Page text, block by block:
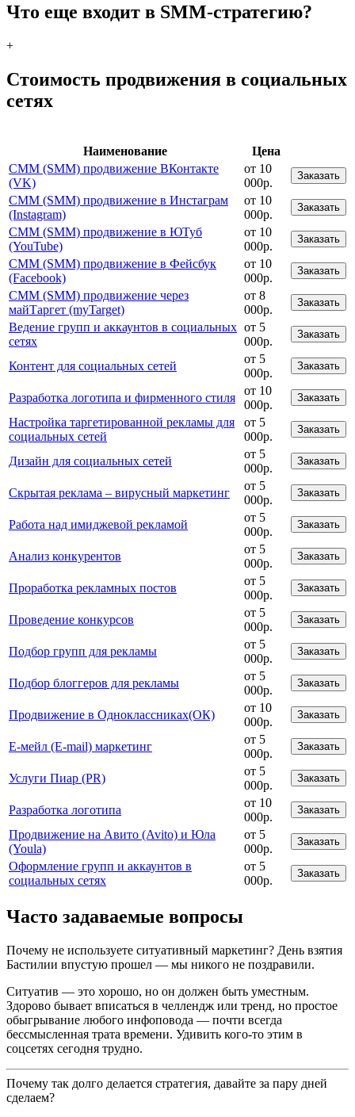
Что еще входит в SMM-стратегию?
+
Стоимость продвижения в социальных
сетях
Наименование
Цена
СММ (SMM) продвижение ВКонтакте
(VK)
от 10
000р.
Заказать
СММ (SMM) продвижение в Инстаграм
(Instagram)
от 10
000р.
Заказать
СММ (SMM) продвижение в ЮТуб
(YouTube)
от 10
000р.
Заказать
СММ (SMM) продвижение в Фейсбук
(Facebook)
от 10
000р.
Заказать
СММ (SMM) продвижение через
майТаргет (myTarget)
от 8
000р.
Заказать
Ведение групп и аккаунтов в социальных
сетях
от 5
000р.
Заказать
Контент для социальных сетей
от 5
000р.
Заказать
Разработка логотипа и фирменного стиля
от 10
000р.
Заказать
Настройка таргетированной рекламы для
социальных сетей
от 5
000р.
Заказать
Дизайн для социальных сетей
от 5
000р.
Заказать
Скрытая реклама – вирусный маркетинг
от 5
000р.
Заказать
Работа над имиджевой рекламой
от 5
000р.
Заказать
Анализ конкурентов
от 5
000р.
Заказать
Проработка рекламных постов
от 5
000р.
Заказать
Проведение конкурсов
от 5
000р.
Заказать
Подбор групп для рекламы
от 5
000р.
Заказать
Подбор блоггеров для рекламы
от 5
000р.
Заказать
Продвижение в Одноклассниках(ОК)
от 10
000р.
Заказать
Е-мейл (E-mail) маркетинг
от 5
000р.
Заказать
Услуги Пиар (PR)
от 5
000р.
Заказать
Разработка логотипа
от 10
000р.
Заказать
Продвижение на Авито (Avito) и Юла
(Youla)
от 5
000р.
Заказать
Оформление групп и аккаунтов в
социальных сетях
от 5
000р.
Заказать
Часто задаваемые вопросы
Почему не используете ситуативный маркетинг? День взятия
Бастилии впустую прошел — мы никого не поздравили.
Ситуатив — это хорошо, но он должен быть уместным.
Здорово бывает вписаться в челлендж или тренд, но простое
обыгрывание любого инфоповода — почти всегда
бессмысленная трата времени. Удивить кого-то этим в
соцсетях сегодня трудно.
Почему так долго делается стратегия, давайте за пару дней
сделаем?